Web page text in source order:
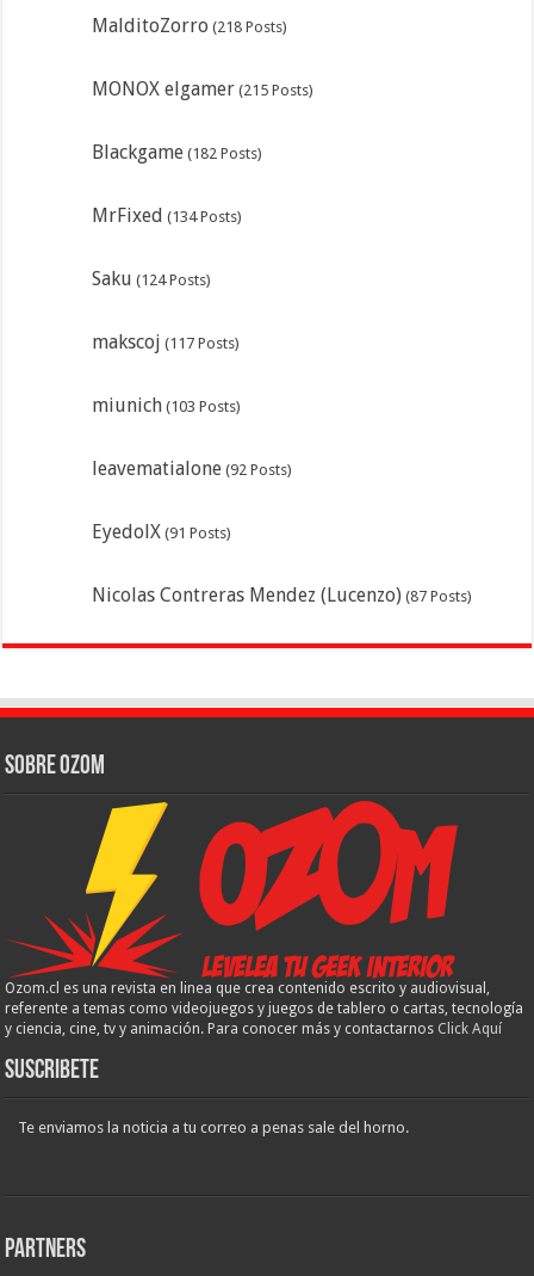
MalditoZorro (218 Posts)
MONOX elgamer (215 Posts)
Blackgame (182 Posts)
MrFixed (134 Posts)
Saku (124 Posts)
makscoj (117 Posts)
miunich (103 Posts)
leavematialone (92 Posts)
EyedolX (91 Posts)
Nicolas Contreras Mendez (Lucenzo) (87 Posts)
Sobre Ozom
Ozom.cl es una revista en linea que crea contenido escrito y audiovisual,
referente a temas como videojuegos y juegos de tablero o cartas, tecnología
y ciencia, cine, tv y animación. Para conocer más y contactarnos Click Aquí
Suscribete
Te enviamos la noticia a tu correo a penas sale del horno.
Partners